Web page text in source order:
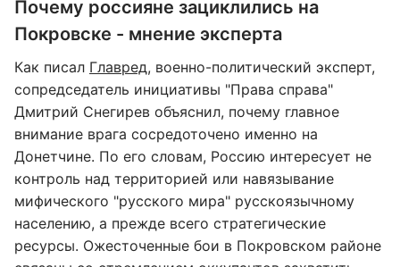
Почему россияне зациклились на
Покровске - мнение эксперта
Как писал Главред, военно-политический эксперт,
сопредседатель инициативы "Права справа"
Дмитрий Снегирев объяснил, почему главное
внимание врага сосредоточено именно на
Донетчине. По его словам, Россию интересует не
контроль над территорией или навязывание
мифического "русского мира" русскоязычному
населению, а прежде всего стратегические
ресурсы. Ожесточенные бои в Покровском районе